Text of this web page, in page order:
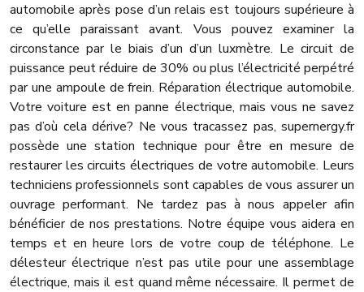
automobile après pose d’un relais est toujours supérieure à
ce qu’elle paraissant avant. Vous pouvez examiner la
circonstance par le biais d’un d’un luxmètre. Le circuit de
puissance peut réduire de 30% ou plus l’électricité perpétré
par une ampoule de frein. Réparation électrique automobile.
Votre voiture est en panne électrique, mais vous ne savez
pas d’où cela dérive? Ne vous tracassez pas, supernergy.fr
possède une station technique pour être en mesure de
restaurer les circuits électriques de votre automobile. Leurs
techniciens professionnels sont capables de vous assurer un
ouvrage performant. Ne tardez pas à nous appeler afin
bénéficier de nos prestations. Notre équipe vous aidera en
temps et en heure lors de votre coup de téléphone. Le
délesteur électrique n’est pas utile pour une assemblage
électrique, mais il est quand même nécessaire. Il permet de